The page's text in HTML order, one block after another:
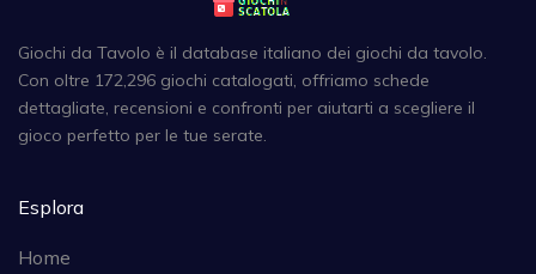
Giochi da Tavolo è il database italiano dei giochi da tavolo.
Con oltre 172,296 giochi catalogati, offriamo schede
dettagliate, recensioni e confronti per aiutarti a scegliere il
gioco perfetto per le tue serate.
Esplora
Home